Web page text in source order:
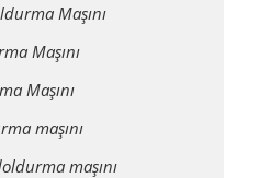
Maşını
Maşını
Maşını
maşını
maşını